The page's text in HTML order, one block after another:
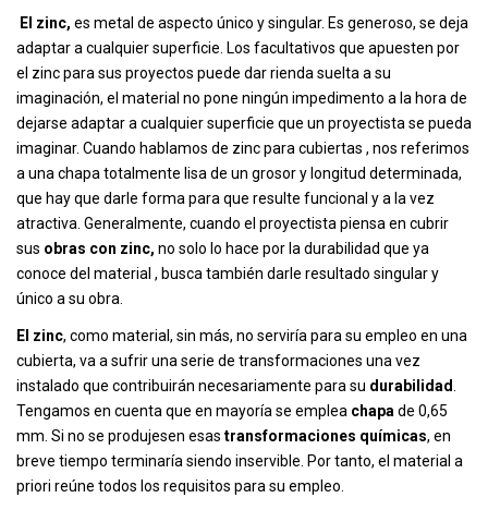
El zinc, es metal de aspecto único y singular. Es generoso, se deja
adaptar a cualquier superficie. Los facultativos que apuesten por
el zinc para sus proyectos puede dar rienda suelta a su
imaginación, el material no pone ningún impedimento a la hora de
dejarse adaptar a cualquier superficie que un proyectista se pueda
imaginar. Cuando hablamos de zinc para cubiertas , nos referimos
a una chapa totalmente lisa de un grosor y longitud determinada,
que hay que darle forma para que resulte funcional y a la vez
atractiva. Generalmente, cuando el proyectista piensa en cubrir
sus obras con zinc, no solo lo hace por la durabilidad que ya
conoce del material , busca también darle resultado singular y
único a su obra.
El zinc, como material, sin más, no serviría para su empleo en una
cubierta, va a sufrir una serie de transformaciones una vez
instalado que contribuirán necesariamente para su durabilidad
Tengamos en cuenta que en mayoría se emplea chapa de 0,65
mm. Si no se produjesen esas transformaciones químicas, en
breve tiempo terminaría siendo inservible. Por tanto, el material a
priori reúne todos los requisitos para su empleo.